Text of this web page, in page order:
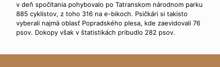
v deň spočítania pohybovalo po Tatranskom národnom parku
885 cyklistov, z toho 316 na e-bikoch. Psičkári si takisto
vyberali najmä oblasť Popradského plesa, kde zaevidovali 76
psov. Dokopy však v štatistikách pribudlo 282 psov.